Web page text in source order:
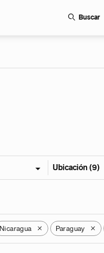
Buscar
Ubicación (9)
Nicaragua X Paraguay X